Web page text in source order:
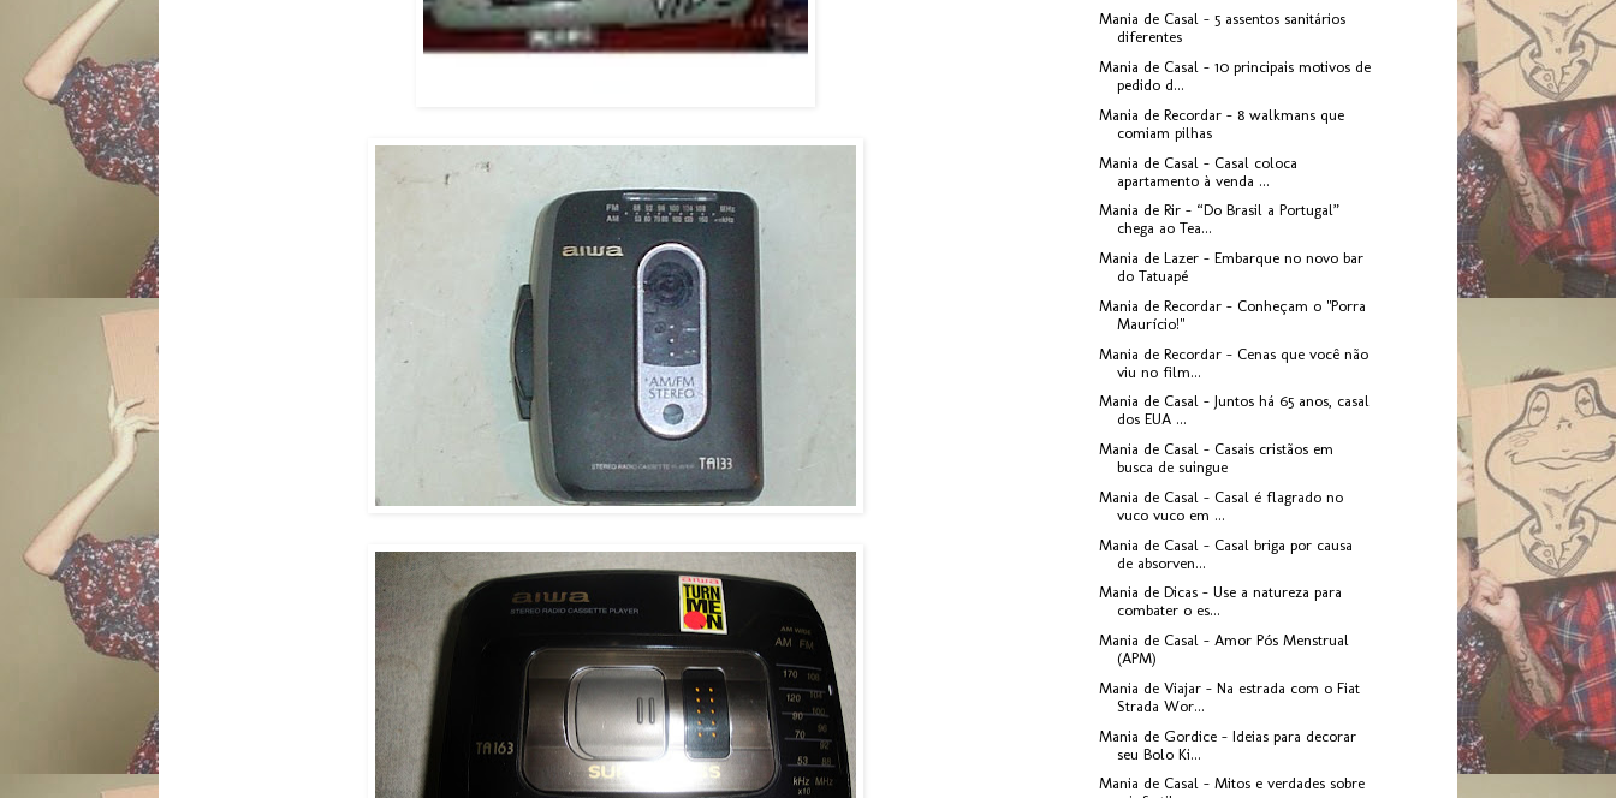
Mania de Casal - 5 assentos sanitários
diferentes
Mania de Casal - 10 principais motivos de
pedido d...
Mania de Recordar - 8 walkmans que
comiam pilhas
Mania de Casal - Casal coloca
apartamento à venda ...
Mania de Rir - “Do Brasil a Portugal”
chega ao Tea...
Mania de Lazer - Embarque no novo bar
do Tatuapé
Mania de Recordar - Conheçam o "Porra
Maurício!"
Mania de Recordar - Cenas que você não
viu no film...
Mania de Casal - Juntos há 65 anos, casal
dos EUA ...
Mania de Casal - Casais cristãos em
busca de suingue
Mania de Casal - Casal é flagrado no
vuco vuco em ...
Mania de Casal - Casal briga por causa
de absorven...
Mania de Dicas - Use a natureza para
combater o es...
Mania de Casal - Amor Pós Menstrual
(APM)
Mania de Viajar - Na estrada com o Fiat
Strada Wor...
Mania de Gordice - Ideias para decorar
seu Bolo Ki...
Mania de Casal - Mitos e verdades sobre